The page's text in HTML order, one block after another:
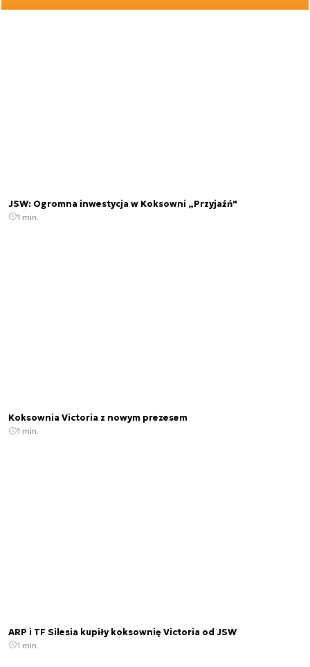
JSW: Ogromna inwestycja w Koksowni „Przyjaźń"
1 min.
Koksownia Victoria z nowym prezesem
1 min.
ARP i TF Silesia kupiły koksownię Victoria od JSW
1 min.